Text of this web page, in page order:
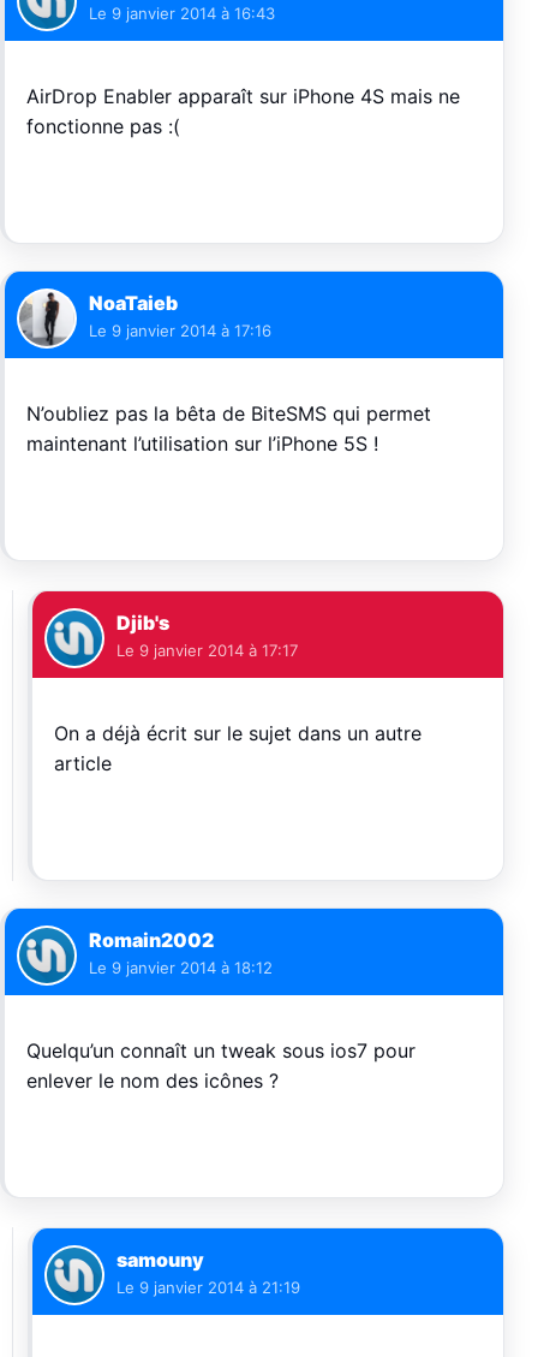
Le 9 janvier 2014 à 16:43
AirDrop Enabler apparaît sur iPhone 4S mais ne
fonctionne pas :(
NoaTaieb
Le 9 janvier 2014 à 17:16
N’oubliez pas la bêta de BiteSMS qui permet
maintenant l’utilisation sur l’iPhone 5S !
Djib's
Le 9 janvier 2014 à 17:17
On a déjà écrit sur le sujet dans un autre
article
Romain2002
Le 9 janvier 2014 à 18:12
Quelqu’un connaît un tweak sous ios7 pour
enlever le nom des icônes ?
samouny
Le 9 janvier 2014 à 21:19